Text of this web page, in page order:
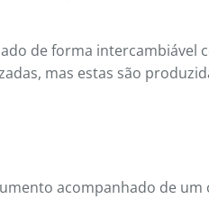
de forma intercambiável
mas estas são
acompanhado de um